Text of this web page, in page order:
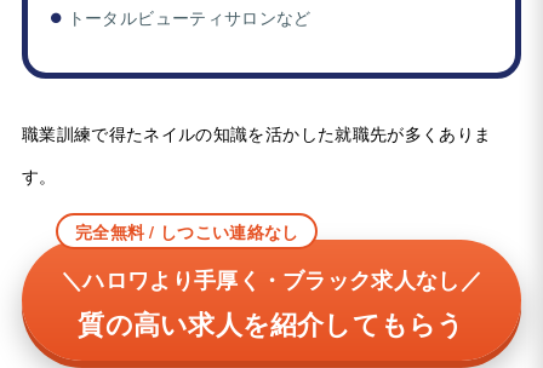
トータルビューティサロンなど
職業訓練で得たネイルの知識を活かした就職先が多くありま
す。
完全無料 / しつこい連絡なし
＼ハロワより手厚く・ブラック求人なし／
質の高い求人を紹介してもらう